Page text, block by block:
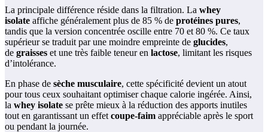
La principale différence réside dans la filtration. La whey
isolate affiche généralement plus de 85 % de protéines pures,
tandis que la version concentrée oscille entre 70 et 80 %. Ce taux
supérieur se traduit par une moindre empreinte de glucides,
de graisses et une très faible teneur en lactose, limitant les risques
d’intolérance.
En phase de sèche musculaire, cette spécificité devient un atout
pour tous ceux souhaitant optimiser chaque calorie ingérée. Ainsi,
la whey isolate se prête mieux à la réduction des apports inutiles
tout en garantissant un effet coupe-faim appréciable après le sport
ou pendant la journée.